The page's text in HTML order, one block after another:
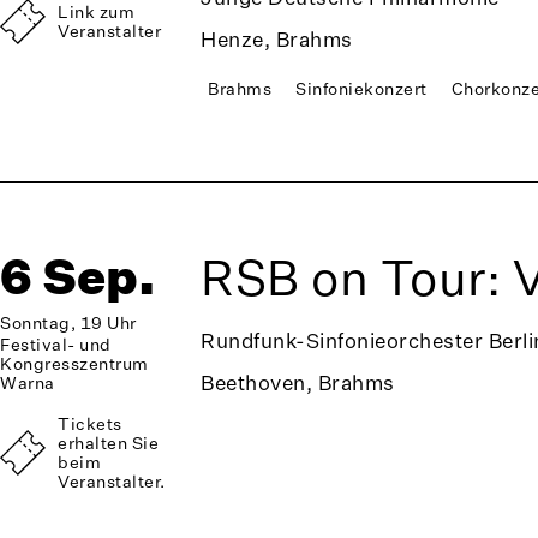
Link zum
Veranstalter
Henze, Brahms
Brahms Sinfoniekonzert
6 Sep.
Sonntag, 19 Uhr
Festival- und
Kongresszentrum
Warna
Tickets
erhalten Sie
beim
Veranstalter.
RSB on Tour:
Rundfunk-Sinfonieorchester
Beethoven, Brahms